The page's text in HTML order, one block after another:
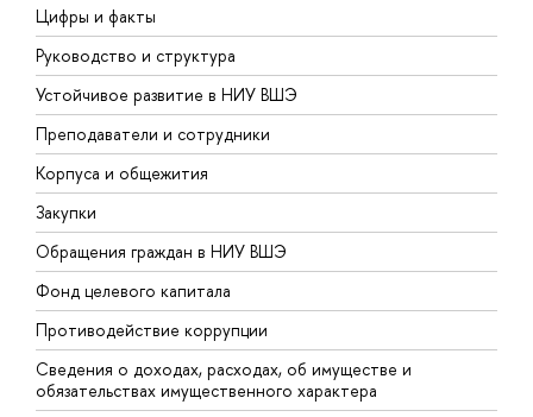
Цифры и факты
Руководство и структура
Устойчивое развитие в НИУ ВШЭ
Преподаватели и сотрудники
Корпуса и общежития
Закупки
Обращения граждан в НИУ ВШЭ
Фонд целевого капитала
Противодействие коррупции
Сведения о доходах, расходах, об имуществе и
обязательствах имущественного характера